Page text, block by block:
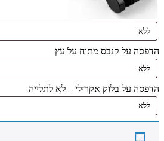
הדפסה על קנבס מתוח על עץ
הדפסה על בלוק אקרילי – לא לתלייה